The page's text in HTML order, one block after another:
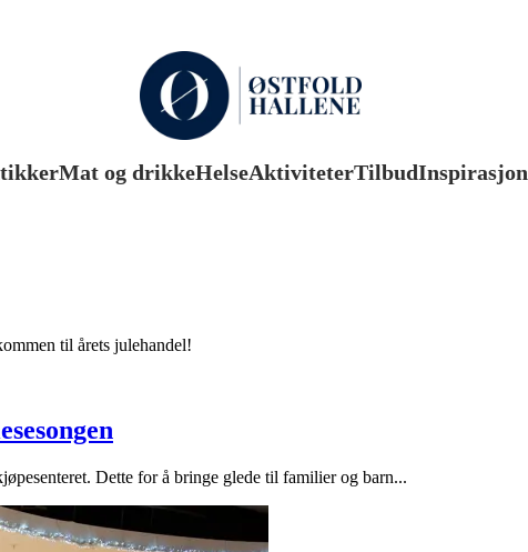
Mat og drikkeHelseAktiviteterTilbudInspirasjon
til årets julehandel!
Dette for å bringe glede til familier og barn...